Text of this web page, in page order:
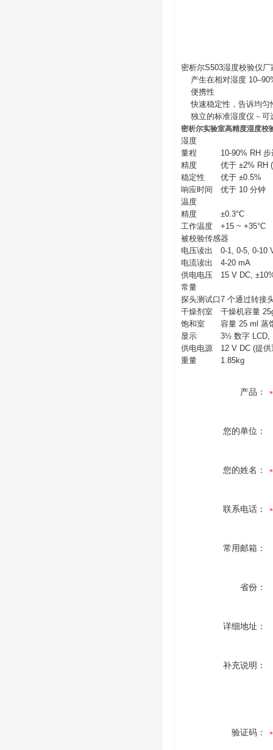
密析尔S503湿度校验仪
产生在相对湿度
便携性
快速稳定性，告诉均匀
独立的标准湿度仪－可
密析尔实验室高精度湿度校
湿度
量程
10-90% RH
精度
优于 ±2% RH
稳定性
优于 ±0.5%
响应时间
优于 10 分钟
温度
精度
±0.3°C
工作温度
+15 ~ +35°C
被校验传感器
电压读出
0-1, 0-5, 0-10
电流读出
4-20 mA
供电电压
15 V DC,
常量
探头测试口7 个通过转接
干燥剂室
干燥机容量
饱和室
容量 25 ml 蒸
显示
3½ 数字 LCD,
供电电源
12 V DC (提
重量
1.85kg
产品：
您的单位：
您的姓名：
联系电话：
常用邮箱：
省份：
详细地址：
补充说明：
验证码：